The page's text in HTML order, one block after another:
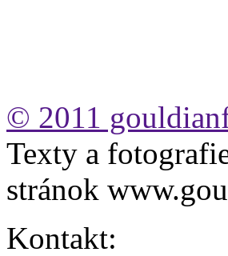
© 2011
Texty a
stránok
Kontakt: